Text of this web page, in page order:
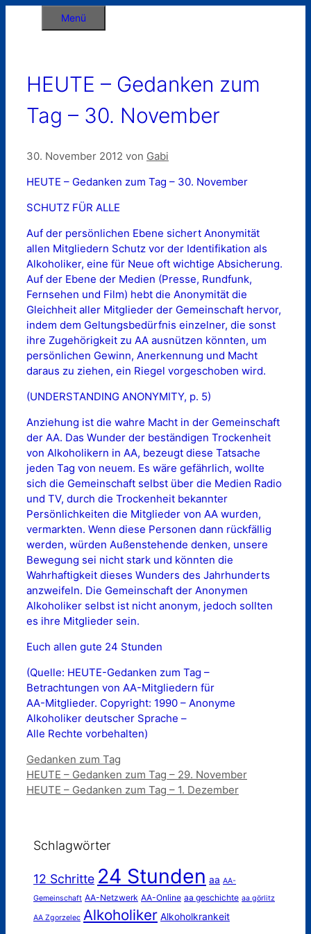
Menü
HEUTE – Gedanken zum
Tag – 30. November
30. November 2012 von Gabi
HEUTE – Gedanken zum Tag – 30. November
SCHUTZ FÜR ALLE
Auf der persönlichen Ebene sichert Anonymität
allen Mitgliedern Schutz vor der Identifikation als
Alkoholiker, eine für Neue oft wichtige Absicherung.
Auf der Ebene der Medien (Presse, Rundfunk,
Fernsehen und Film) hebt die Anonymität die
Gleichheit aller Mitglieder der Gemeinschaft hervor,
indem dem Geltungsbedürfnis einzelner, die sonst
ihre Zugehörigkeit zu AA ausnützen könnten, um
persönlichen Gewinn, Anerkennung und Macht
daraus zu ziehen, ein Riegel vorgeschoben wird.
(UNDERSTANDING ANONYMITY, p. 5)
Anziehung ist die wahre Macht in der Gemeinschaft
der AA. Das Wunder der beständigen Trockenheit
von Alkoholikern in AA, bezeugt diese Tatsache
jeden Tag von neuem. Es wäre gefährlich, wollte
sich die Gemeinschaft selbst über die Medien Radio
und TV, durch die Trockenheit bekannter
Persönlichkeiten die Mitglieder von AA wurden,
vermarkten. Wenn diese Personen dann rückfällig
werden, würden Außenstehende denken, unsere
Bewegung sei nicht stark und könnten die
Wahrhaftigkeit dieses Wunders des Jahrhunderts
anzweifeln. Die Gemeinschaft der Anonymen
Alkoholiker selbst ist nicht anonym, jedoch sollten
es ihre Mitglieder sein.
Euch allen gute 24 Stunden
(Quelle: HEUTE-Gedanken zum Tag –
Betrachtungen von AA-Mitgliedern für
AA-Mitglieder. Copyright: 1990 – Anonyme
Alkoholiker deutscher Sprache –
Alle Rechte vorbehalten)
Kategorien
Gedanken zum Tag
HEUTE – Gedanken zum Tag – 29. November
HEUTE – Gedanken zum Tag – 1. Dezember
Schlagwörter
12 Schritte 24 Stunden aa AA-
Gemeinschaft AA-Netzwerk AA-Online aa geschichte aa görlitz
AA Zgorzelec Alkoholiker Alkoholkrankeit